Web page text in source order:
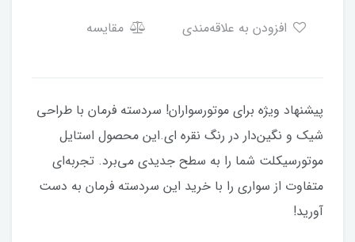
مقایسه
پیشنهاد ویژه برای موتورسواران! سردسته فرمان با طراحی
شیک و نگین‌دار در رنگ نقره ای.این محصول استایل
موتورسیکلت شما را به سطح جدیدی می‌برد. تجربه‌ای
متفاوت از سواری را با خرید این سردسته فرمان به دست
آورید!